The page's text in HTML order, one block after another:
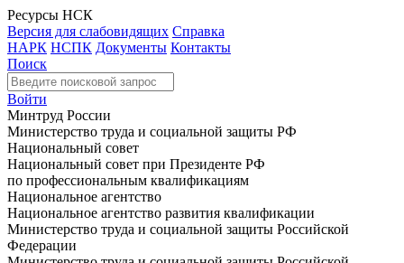
Ресурсы НСК
Версия для слабовидящих Справка
НАРК НСПК Документы Контакты
Поиск
Войти
Минтруд России
Министерство труда и социальной защиты РФ
Национальный совет
Национальный совет при Президенте РФ
по профессиональным квалификациям
Национальное агентство
Национальное агентство развития квалификации
Министерство труда и социальной защиты Российской
Федерации